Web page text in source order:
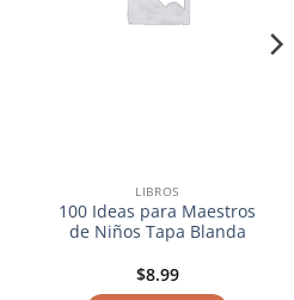
LIBROS
100 Ideas para Maestros
de Niños Tapa Blanda
$8.99